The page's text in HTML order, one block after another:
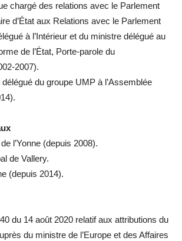
chargé des relations avec le Parlement
d’État aux Relations avec le Parlement
à l’Intérieur et du ministre délégué au
de l’État, Porte-parole du
2007).
du groupe UMP à l’Assemblée
l’Yonne (depuis 2008).
de Vallery.
(depuis 2014).
du 14 août 2020 relatif aux attributions du
du ministre de l’Europe et des Affaires